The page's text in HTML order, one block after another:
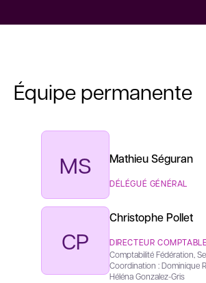
Équipe permanente
MS Mathieu Séguran
DÉLÉGUÉ GÉNÉRAL
CP
Comptabilité Fédération,
Coordination : Dominique
Héléna Gonzalez-Gris
Christophe Pollet
DIRECTEUR